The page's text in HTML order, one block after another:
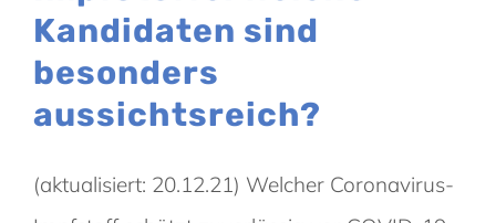
Kandidaten sind
besonders
aussichtsreich?
(aktualisiert: 20.12.21) Welcher Coronavirus-